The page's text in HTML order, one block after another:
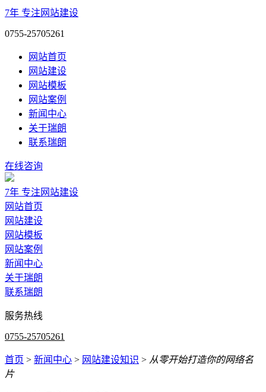
7年 专注网站建设
0755-25705261
网站首页
网站建设
网站模板
网站案例
新闻中心
关于瑞朗
联系瑞朗
在线咨询
7年 专注网站建设
网站首页
网站建设
网站模板
网站案例
新闻中心
关于瑞朗
联系瑞朗
服务热线
0755-25705261
首页 > 新闻中心 > 网站建设知识 > 从零开始打造你的网络名
片